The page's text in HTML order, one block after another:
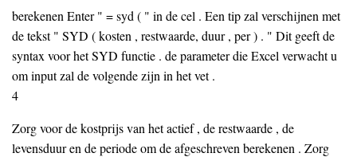
berekenen Enter " = syd ( " in de cel . Een tip zal verschijnen met
de tekst " SYD ( kosten , restwaarde, duur , per ) . " Dit geeft de
syntax voor het SYD functie . de parameter die Excel verwacht u
om input zal de volgende zijn in het vet .
4
Zorg voor de kostprijs van het actief , de restwaarde , de
levensduur en de periode om de afgeschreven berekenen . Zorg